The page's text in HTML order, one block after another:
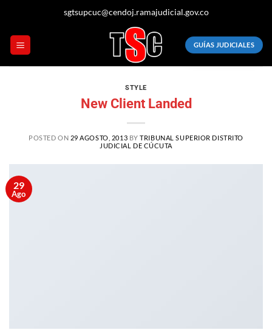
contenido
sgtsupcuc@cendoj.ramajudicial.gov.co
GUÍAS JUDICIALES
STYLE
New Client Landed
POSTED ON 29 AGOSTO, 2013 BYTRIBUNAL SUPERIOR DISTRITO
JUDICIAL DE CÚCUTA
29
Ago